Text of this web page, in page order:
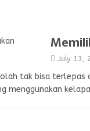
July 13,
tak bisa terlepas
menggunakan